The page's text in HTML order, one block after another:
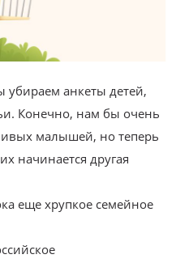
анкеты детей,
Конечно, нам бы очень
малышей, но теперь
начинается другая
еще хрупкое семейное